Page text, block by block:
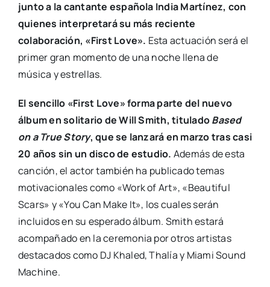
junto a la cantante española India Martínez, con
quienes interpretará su más reciente
colaboración, «First Love». Esta actuación será el
primer gran momento de una noche llena de
música y estrellas.
El sencillo «First Love» forma parte del nuevo
álbum en solitario de Will Smith, tituladoBased
on a True Story, que se lanzará en marzo tras casi
20 años sin un disco de estudio. Además de esta
canción, el actor también ha publicado temas
motivacionales como «Work of Art», «Beautiful
Scars» y «You Can Make It», los cuales serán
incluidos en su esperado álbum. Smith estará
acompañado en la ceremonia por otros artistas
destacados como DJ Khaled, Thalía y Miami Sound
Machine.